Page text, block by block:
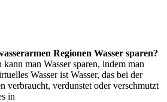
Regionen Wasser sparen?
man Wasser sparen, indem man
Wasser ist Wasser, das bei der
verbraucht, verdunstet oder verschmutzt
in